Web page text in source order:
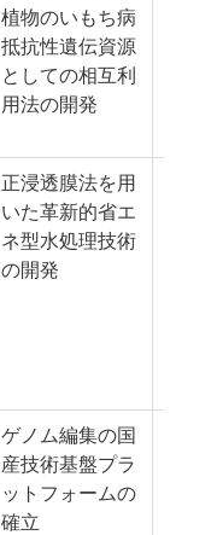
植物のいもち病
抵抗性遺伝資源
としての相互利
用法の開発
正浸透膜法を用
いた革新的省エ
ネ型水処理技術
の開発
ゲノム編集の国
産技術基盤プラ
ットフォームの
確立